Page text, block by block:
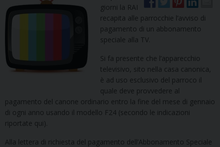
giorni la RAI
recapita alle parrocchie l’avviso di
pagamento di un abbonamento
speciale alla TV.
Si fa presente che l’apparecchio
televisivo, sito nella casa canonica,
è ad uso esclusivo del parroco il
quale deve provvedere al
pagamento del canone ordinario entro la fine del mese di gennaio
di ogni anno usando il modello F24 (secondo le indicazioni
riportate qui).
Alla lettera di richiesta del pagamento dell’Abbonamento Speciale